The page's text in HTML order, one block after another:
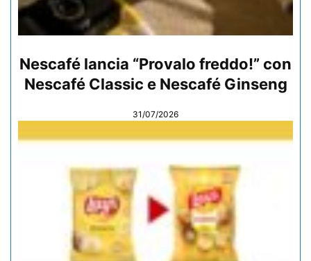
Nescafé lancia “Provalo freddo!” con
Nescafé Classic e Nescafé Ginseng
31/07/2026